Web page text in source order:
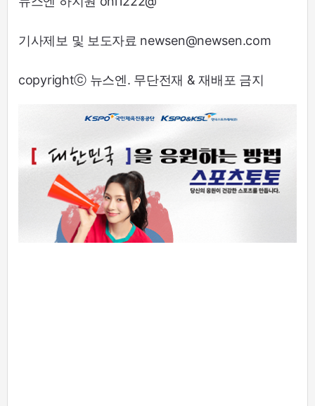
기사제보 및 보도자료 newsen@newsen.com
copyrightⓒ 뉴스엔. 무단전재 & 재배포 금지